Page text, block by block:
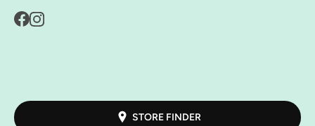
STORE FINDER